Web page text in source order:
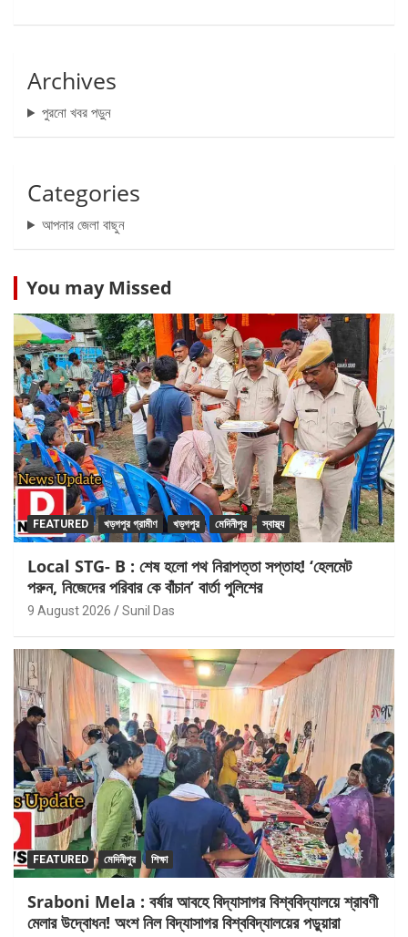
Archives
পুরনো খবর পড়ুন
Categories
আপনার জেলা বাছুন
You may Missed
FEATURED খড়গপুর গ্রামীণ খড়্গপুর মেদিনীপুর স্বাস্থ্য
Local STG- B : শেষ হলো পথ নিরাপত্তা সপ্তাহ! ‘হেলমেট
পরুন, নিজেদের পরিবার কে বাঁচান’ বার্তা পুলিশের
9 August 2026 Sunil Das
FEATURED মেদিনীপুর শিক্ষা
Sraboni Mela : বর্ষার আবহে বিদ্যাসাগর বিশ্ববিদ্যালয়ে শ্রাবণী
মেলার উদ্বোধন! অংশ নিল বিদ্যাসাগর বিশ্ববিদ্যালয়ের পড়ুয়ারা